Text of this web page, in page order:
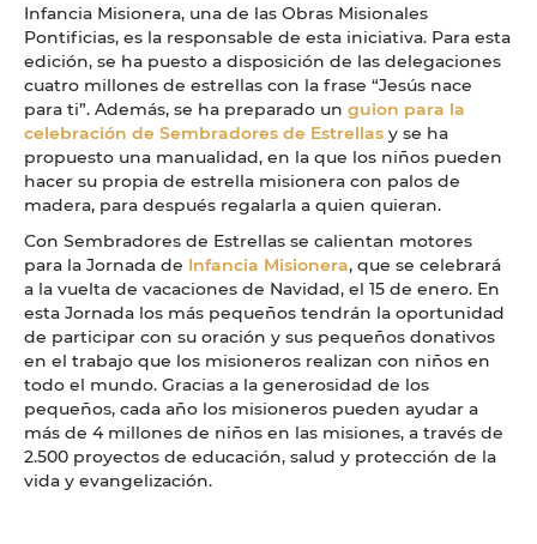
Infancia Misionera, una de las Obras Misionales
Pontificias, es la responsable de esta iniciativa. Para esta
edición, se ha puesto a disposición de las delegaciones
cuatro millones de estrellas con la frase “Jesús nace
para ti”. Además, se ha preparado un guion para la
celebración de Sembradores de Estrellas y se ha
propuesto una manualidad, en la que los niños pueden
hacer su propia de estrella misionera con palos de
madera, para después regalarla a quien quieran.
Con Sembradores de Estrellas se calientan motores
para la Jornada de Infancia Misionera, que se celebrará
a la vuelta de vacaciones de Navidad, el 15 de enero. En
esta Jornada los más pequeños tendrán la oportunidad
de participar con su oración y sus pequeños donativos
en el trabajo que los misioneros realizan con niños en
todo el mundo. Gracias a la generosidad de los
pequeños, cada año los misioneros pueden ayudar a
más de 4 millones de niños en las misiones, a través de
2.500 proyectos de educación, salud y protección de la
vida y evangelización.